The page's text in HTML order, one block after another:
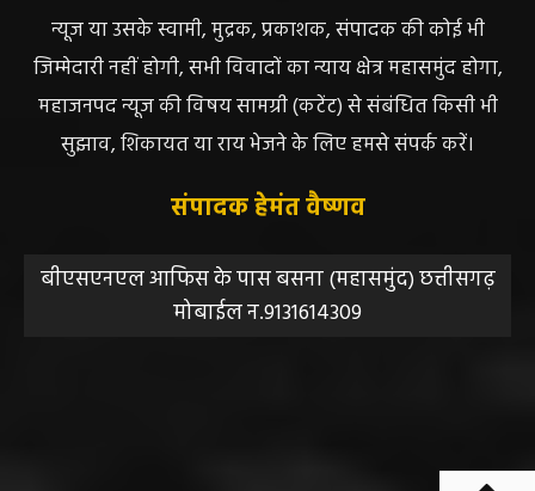
न्यूज या उसके स्वामी, मुद्रक, प्रकाशक, संपादक की कोई भी
जिम्मेदारी नहीं होगी, सभी विवादों का न्याय क्षेत्र महासमुंद होगा,
महाजनपद न्यूज की विषय सामग्री (कटेंट) से संबंधित किसी भी
सुझाव, शिकायत या राय भेजने के लिए हमसे संपर्क करें।
संपादक हेमंत वैष्णव
बीएसएनएल आफिस के पास बसना (महासमुंद) छत्तीसगढ़
मोबाईल न.9131614309